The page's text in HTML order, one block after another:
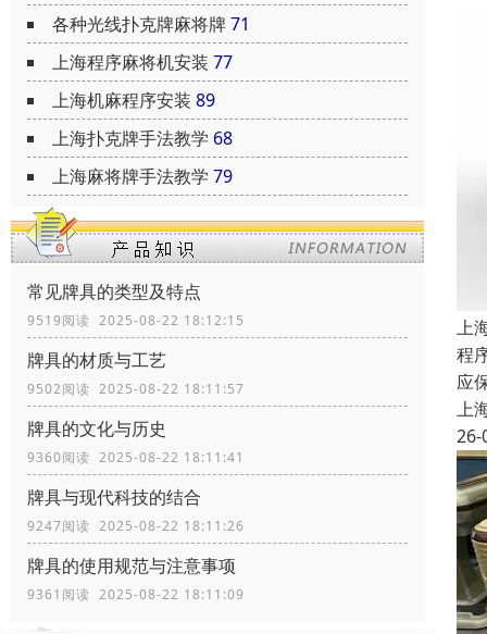
各种光线扑克牌麻将牌71
上海程序麻将机安装 77
上海机麻程序安装 89
上海扑克牌手法教学 68
上海麻将牌手法教学 79
常见牌具的类型及特点
9519阅读 2025-08-22 18:12:15
牌具的材质与工艺
9502阅读 2025-08-22 18:11:57
牌具的文化与历史
9360阅读 2025-08-22 18:11:41
牌具与现代科技的结合
9247阅读 2025-08-22 18:11:26
牌具的使用规范与注意事项
9361阅读 2025-08-22 18:11:09
上
程
应
上
26-